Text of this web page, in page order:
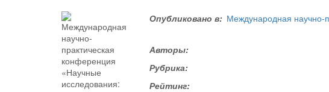
Опубликовано в: Международная научно-
Авторы:
Рубрика:
Рейтинг: